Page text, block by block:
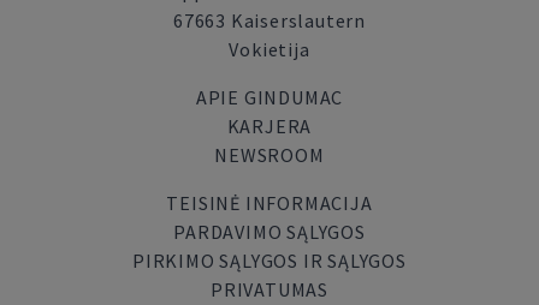
67663 Kaiserslautern
Vokietija
APIE GINDUMAC
KARJERA
NEWSROOM
TEISINĖ INFORMACIJA
PARDAVIMO SĄLYGOS
PIRKIMO SĄLYGOS IR SĄLYGOS
PRIVATUMAS